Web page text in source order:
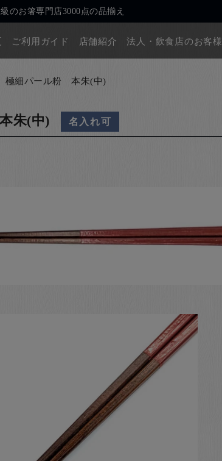
のお箸専門店3000点の品揃え
ご利用ガイド 店舗紹介 法人・飲食店のお客様
極細パール粉 本朱(中)
朱(中) 名入れ可